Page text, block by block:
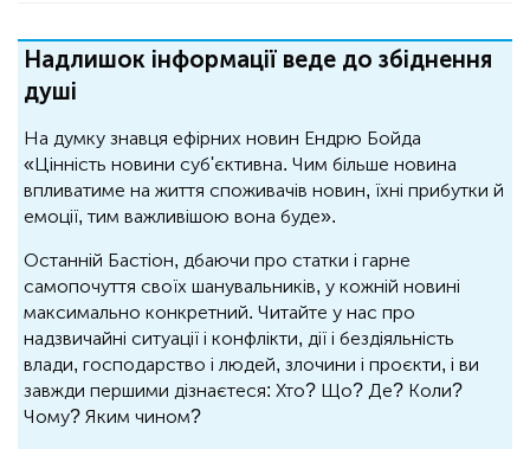
Надлишок інформації веде до збіднення
душі
На думку знавця ефірних новин Ендрю Бойда
«Цінність новини суб'єктивна. Чим більше новина
впливатиме на життя споживачів новин, їхні прибутки й
емоції, тим важливішою вона буде».
Останній Бастіон, дбаючи про статки і гарне
самопочуття своїх шанувальників, у кожній новині
максимально конкретний. Читайте у нас про
надзвичайні ситуації і конфлікти, дії і бездіяльність
влади, господарство і людей, злочини і проєкти, і ви
завжди першими дізнаєтеся: Хто? Що? Де? Коли?
Чому? Яким чином?